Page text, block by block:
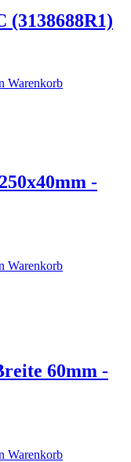
Warenkorb
-
Warenkorb
60mm -
Warenkorb